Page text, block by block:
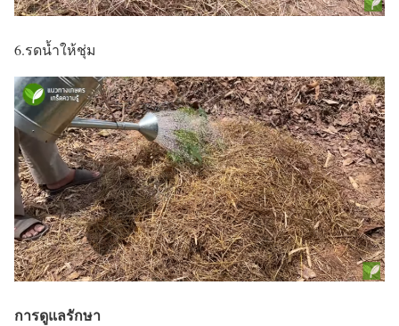
6.รดน้ำให้ชุ่ม
การดูแลรักษา